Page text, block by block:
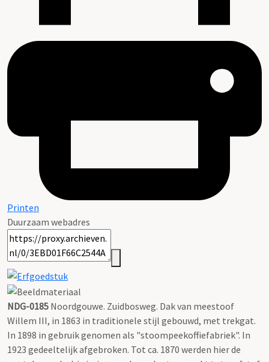
Printen
Duurzaam webadres
NDG-0185 Noordgouwe. Zuidbosweg. Dak van meestoof
Willem III, in 1863 in traditionele stijl gebouwd, met trekgat.
In 1898 in gebruik genomen als "stoompeekoffiefabriek". In
1923 gedeeltelijk afgebroken. Tot ca. 1870 werden hier de